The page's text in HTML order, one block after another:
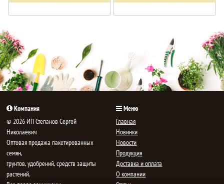
Компания
© 2026 ИП Степанов Сергей
Николаевич
Oптовая продажа пакетированных
семян,
грунтов, удобрений, средств защиты
растений.
Меню
Главная
Новинки
Новости
Продукция
Доставка и оплата
О компании